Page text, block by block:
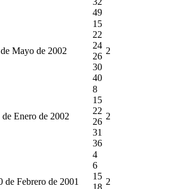
49
Mayo de 2002
15
22
24
26
30
40
2
de Enero de 2002
8
15
22
26
31
36
2
de Febrero de 2001
4
6
15
18
2